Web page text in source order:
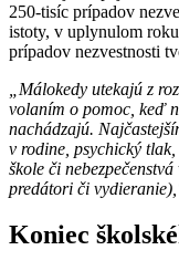
250-tisíc prípadov
istoty, v uplynulom
prípadov nezvestnosti
„Málokedy utekajú z
volaním o pomoc, keď
nachádzajú.
v rodine, psychický
škole či
predátori či
Koniec